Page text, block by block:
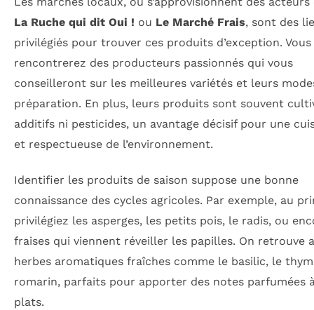
La Ruche qui dit Oui ! ou Le Marché Frais, sont des
privilégiés pour trouver ces produits d’exception. Vous
rencontrerez des producteurs passionnés qui vous
conseilleront sur les meilleures variétés et leurs
préparation. En plus, leurs produits sont souvent
additifs ni pesticides, un avantage décisif pour une
et respectueuse de l’environnement.
Identifier les produits de saison suppose une bonne
connaissance des cycles agricoles. Par exemple, au
privilégiez les asperges, les petits pois, le radis, ou
fraises qui viennent réveiller les papilles. On retrouve
herbes aromatiques fraîches comme le basilic, le
romarin, parfaits pour apporter des notes parfumées
plats.